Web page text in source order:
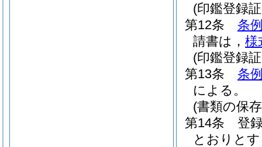
(印鑑登録
第12条
条
請書は， 様
(印鑑登録
第13条
条
による。
(書類の保
第14条
登
とおりと